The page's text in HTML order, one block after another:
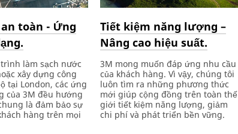
toàn - Ứng
làm sạch nước
xây dựng công
tại London, các ứng
của 3M đều hướng
là đảm bảo sự
hàng trên mọi
Tiết kiệm năng lượng –
Nâng cao hiệu suất.
3M mong muốn đáp ứng nhu cầu
của khách hàng. Vì vậy, chúng tôi
luôn tìm ra những phương thức
mới giúp cộng đồng trên toàn thế
giới tiết kiệm năng lượng, giảm
chi phí và phát triển bền vững.